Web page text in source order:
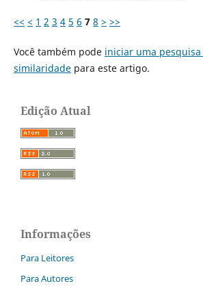
<< < 1 2 3 4 5 6 7 8 > >>
Você também pode iniciar uma
similaridadepara este artigo.
Edição Atual
Informações
Para Leitores
Para Autores